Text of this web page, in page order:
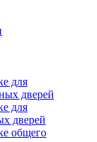
для
дверей
для
дверей
общего